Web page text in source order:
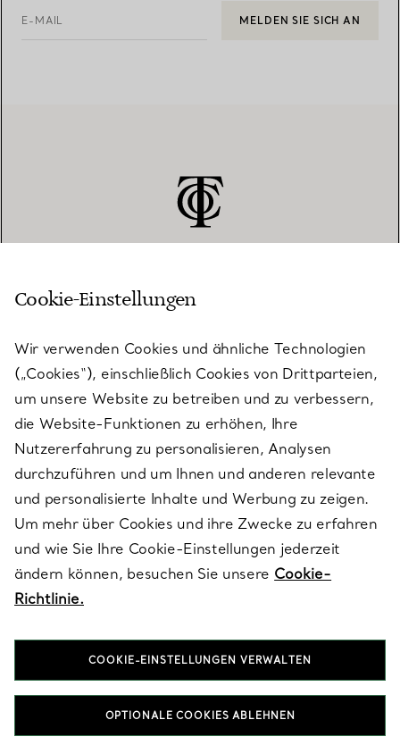
E-MAIL MELDEN SIE SICH AN
KUNDENSERVICE
SERVICES
ÜBER TIFFANY & CO.
RECHTLICHE HINWEISE
FOLGEN SIE UNS
T&Co. 2026
Cookie-Einstellungen
Wir verwenden Cookies und ähnliche Technologien
(„Cookies“), einschließlich Cookies von Drittparteien,
um unsere Website zu betreiben und zu verbessern,
die Website-Funktionen zu erhöhen, Ihre
Nutzererfahrung zu personalisieren, Analysen
durchzuführen und um Ihnen und anderen relevante
und personalisierte Inhalte und Werbung zu zeigen.
Um mehr über Cookies und ihre Zwecke zu erfahren
und wie Sie Ihre Cookie-Einstellungen jederzeit
ändern können, besuchen Sie unsere Cookie-
Richtlinie.
COOKIE-EINSTELLUNGEN VERWALTEN
OPTIONALE COOKIES ABLEHNEN